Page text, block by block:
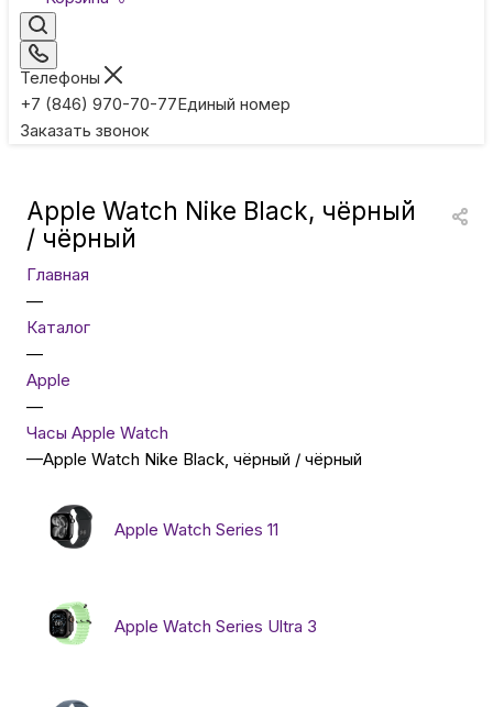
Телефоны
+7 (846) 970-70-77Единый номер
Заказать звонок
Умные кольца
Бытовая техника
Apple Watch Nike Black, чёрный
/ чёрный
Главная
—
Каталог
—
Apple
—
Часы Apple Watch
—Apple Watch Nike Black, чёрный / чёрный
Apple Watch Series 11
Apple Watch Series Ultra 3